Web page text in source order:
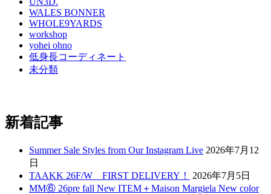
WALES BONNER
WHOLE9YARDS
workshop
yohei ohno
低身長コーディネート
未分類
新着記事
Summer Sale Styles from Our Instagram Live 2026年7月12
日
TAAKK 26F/W FIRST DELIVERY！
2026年7月5日
MM⑥ 26pre fall New ITEM＋Maison Margiela New color